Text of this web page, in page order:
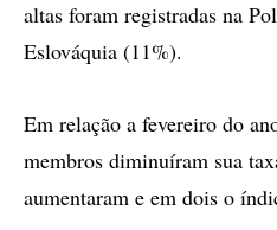
altas foram registradas na
Eslováquia (11%).
Em relação a fevereiro do
membros diminuíram sua
aumentaram e em dois o